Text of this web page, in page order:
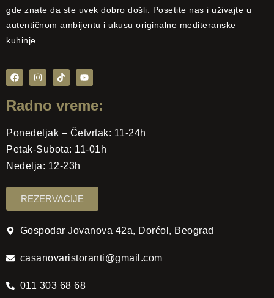
gde znate da ste uvek dobro došli. Posetite nas i uživajte u
autentičnom ambijentu i ukusu originalne mediteranske
kuhinje.
Radno vreme:
Ponedeljak – Četvrtak: 11-24h
Petak-Subota: 11-01h
Nedelja: 12-23h
REZERVACIJE
Gospodar Jovanova 42a, Dorćol, Beograd
casanovaristoranti@gmail.com
011 303 68 68